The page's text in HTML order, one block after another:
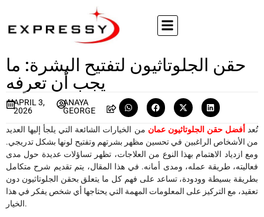
حقن الجلوتاثيون لتفتيح البشرة: ما
يجب أن تعرفه
APRIL 3,
2026
ANAYA
GEORGE
تُعدأفضل حقن الجلوتاثيون عمان من الخيارات الشائعة التي يلجأ إليها العديد
من الأشخاص الراغبين في تحسين مظهر بشرتهم وتفتيح لونها بشكل تدريجي.
ومع ازدياد الاهتمام بهذا النوع من العلاجات، تظهر تساؤلات عديدة حول مدى
فعاليته، طريقة عمله، ومدى أمانه. في هذا المقال، يتم تقديم شرح متكامل
بطريقة بسيطة وودودة، تساعد على فهم كل ما يتعلق بحقن الجلوتاثيون دون
تعقيد، مع التركيز على المعلومات المهمة التي يحتاجها أي شخص يفكر في هذا
الخيار.